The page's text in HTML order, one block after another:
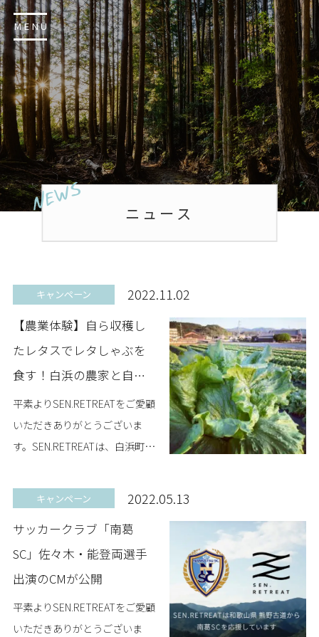
MENU
ニュース
キャンペーン 2022.11.02
【農業体験】自ら収穫し
たレタスでレタしゃぶを
食す！白浜の農家と自然
を感じる体験プラン開始
平素よりSEN.RETREATをご愛顧
いただきありがとうございま
す。SEN.RETREATは、白浜町の
でレタスの収穫やレタしゃぶの
実食、畑で園主と草花・野鳥・
虫など...
キャンペーン 2022.05.13
サッカークラブ「南葛
SC」佐々木・能登両選手
出演のCMが公開
平素よりSEN.RETREATをご愛顧
いただきありがとうございま